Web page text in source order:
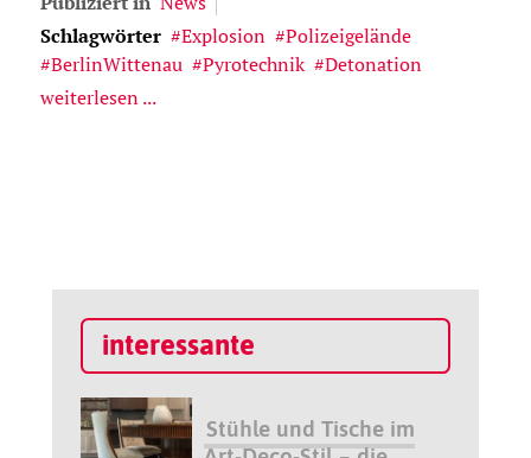
Schlagwörter
Explosion
Polizeigelände
BerlinWittenau
Pyrotechnik
Detonation
weiterlesen ...
interessante
Stühle und Tische im